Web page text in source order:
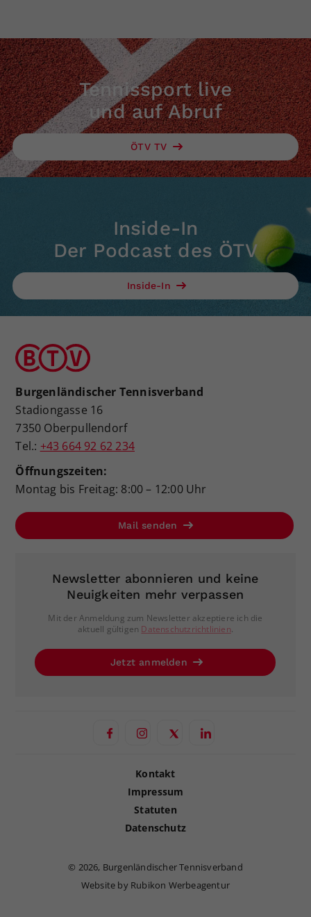
Tennissport live
und auf Abruf
ÖTV TV
Inside-In
Der Podcast des ÖTV
Inside-In
Burgenländischer Tennisverband
Stadiongasse 16
7350 Oberpullendorf
Tel.: +43 664 92 62 234
Öffnungszeiten:
Montag bis Freitag: 8:00 – 12:00 Uhr
Mail senden
Newsletter abonnieren und keine
Neuigkeiten mehr verpassen
Mit der Anmeldung zum Newsletter akzeptiere ich die
aktuell gültigen Datenschutzrichtlinien.
Jetzt anmelden
Kontakt
Impressum
Statuten
Datenschutz
© 2026, Burgenländischer Tennisverband
Website by Rubikon Werbeagentur